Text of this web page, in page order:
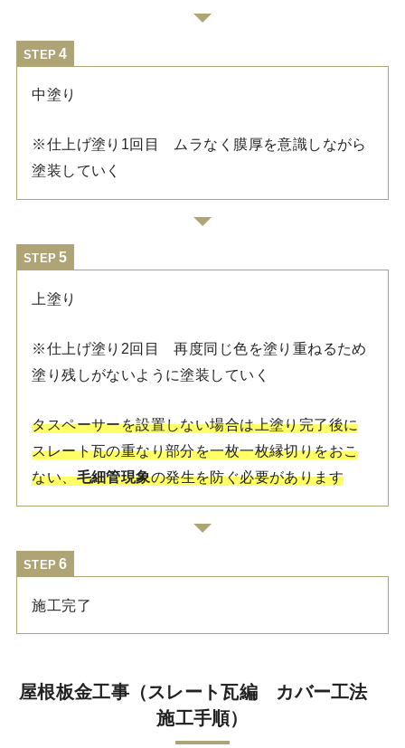
STEP
中塗り
※仕上げ塗り1回目 ムラなく膜厚を意識しながら
塗装していく
STEP
上塗り
※仕上げ塗り2回目 再度同じ色を塗り重ねるため
塗り残しがないように塗装していく
タスペーサーを設置しない場合は上塗り完了後に
スレート瓦の重なり部分を一枚一枚縁切りをおこ
ない、毛細管現象の発生を防ぐ必要があります
STEP
施工完了
屋根板金工事（スレート瓦編 カバー工法
施工手順）